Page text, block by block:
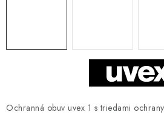
INFORMÁCIE
Ochranná obuv uvex 1 s triedami